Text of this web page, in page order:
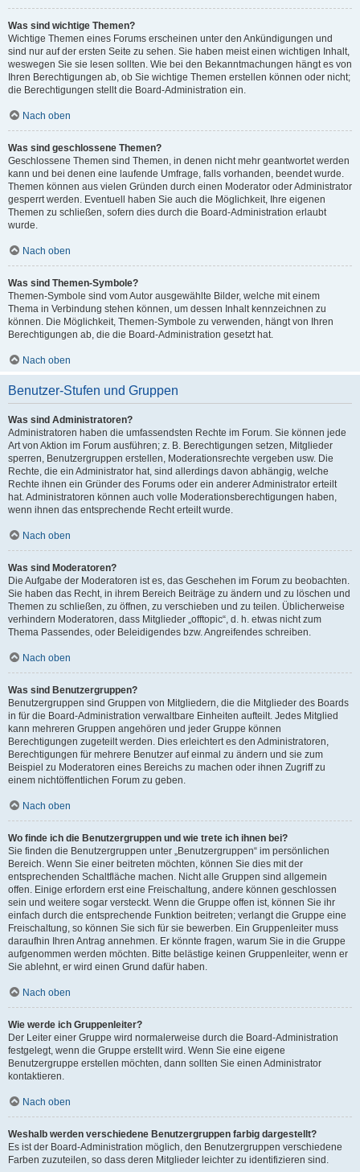
Was sind wichtige Themen?
Wichtige Themen eines Forums erscheinen unter den Ankündigungen und
sind nur auf der ersten Seite zu sehen. Sie haben meist einen wichtigen Inhalt,
weswegen Sie sie lesen sollten. Wie bei den Bekanntmachungen hängt es von
Ihren Berechtigungen ab, ob Sie wichtige Themen erstellen können oder nicht;
die Berechtigungen stellt die Board-Administration ein.
Nach oben
Was sind geschlossene Themen?
Geschlossene Themen sind Themen, in denen nicht mehr geantwortet werden
kann und bei denen eine laufende Umfrage, falls vorhanden, beendet wurde.
Themen können aus vielen Gründen durch einen Moderator oder Administrator
gesperrt werden. Eventuell haben Sie auch die Möglichkeit, Ihre eigenen
Themen zu schließen, sofern dies durch die Board-Administration erlaubt
wurde.
Nach oben
Was sind Themen-Symbole?
Themen-Symbole sind vom Autor ausgewählte Bilder, welche mit einem
Thema in Verbindung stehen können, um dessen Inhalt kennzeichnen zu
können. Die Möglichkeit, Themen-Symbole zu verwenden, hängt von Ihren
Berechtigungen ab, die die Board-Administration gesetzt hat.
Nach oben
Benutzer-Stufen und Gruppen
Was sind Administratoren?
Administratoren haben die umfassendsten Rechte im Forum. Sie können jede
Art von Aktion im Forum ausführen; z. B. Berechtigungen setzen, Mitglieder
sperren, Benutzergruppen erstellen, Moderationsrechte vergeben usw. Die
Rechte, die ein Administrator hat, sind allerdings davon abhängig, welche
Rechte ihnen ein Gründer des Forums oder ein anderer Administrator erteilt
hat. Administratoren können auch volle Moderationsberechtigungen haben,
wenn ihnen das entsprechende Recht erteilt wurde.
Nach oben
Was sind Moderatoren?
Die Aufgabe der Moderatoren ist es, das Geschehen im Forum zu beobachten.
Sie haben das Recht, in ihrem Bereich Beiträge zu ändern und zu löschen und
Themen zu schließen, zu öffnen, zu verschieben und zu teilen. Üblicherweise
verhindern Moderatoren, dass Mitglieder „offtopic“, d. h. etwas nicht zum
Thema Passendes, oder Beleidigendes bzw. Angreifendes schreiben.
Nach oben
Was sind Benutzergruppen?
Benutzergruppen sind Gruppen von Mitgliedern, die die Mitglieder des Boards
in für die Board-Administration verwaltbare Einheiten aufteilt. Jedes Mitglied
kann mehreren Gruppen angehören und jeder Gruppe können
Berechtigungen zugeteilt werden. Dies erleichtert es den Administratoren,
Berechtigungen für mehrere Benutzer auf einmal zu ändern und sie zum
Beispiel zu Moderatoren eines Bereichs zu machen oder ihnen Zugriff zu
einem nichtöffentlichen Forum zu geben.
Nach oben
Wo finde ich die Benutzergruppen und wie trete ich ihnen bei?
Sie finden die Benutzergruppen unter „Benutzergruppen“ im persönlichen
Bereich. Wenn Sie einer beitreten möchten, können Sie dies mit der
entsprechenden Schaltfläche machen. Nicht alle Gruppen sind allgemein
offen. Einige erfordern erst eine Freischaltung, andere können geschlossen
sein und weitere sogar versteckt. Wenn die Gruppe offen ist, können Sie ihr
einfach durch die entsprechende Funktion beitreten; verlangt die Gruppe eine
Freischaltung, so können Sie sich für sie bewerben. Ein Gruppenleiter muss
daraufhin Ihren Antrag annehmen. Er könnte fragen, warum Sie in die Gruppe
aufgenommen werden möchten. Bitte belästige keinen Gruppenleiter, wenn er
Sie ablehnt, er wird einen Grund dafür haben.
Nach oben
Wie werde ich Gruppenleiter?
Der Leiter einer Gruppe wird normalerweise durch die Board-Administration
festgelegt, wenn die Gruppe erstellt wird. Wenn Sie eine eigene
Benutzergruppe erstellen möchten, dann sollten Sie einen Administrator
kontaktieren.
Nach oben
Weshalb werden verschiedene Benutzergruppen farbig dargestellt?
Es ist der Board-Administration möglich, den Benutzergruppen verschiedene
Farben zuzuteilen, so dass deren Mitglieder leichter zu identifizieren sind.